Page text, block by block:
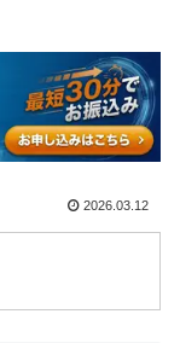
2026.03.12